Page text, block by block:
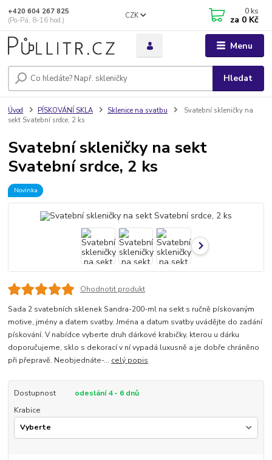
Menu
CZK
Hledat
+420 604 267 825
(Po-Pá, 8-16 hod.)
0 ks
za 0 Kč
Úvod PÍSKOVÁNÍ SKLA Sklenice na svatbu
Svatební skleničky na
sekt Svatební srdce, 2 ks
Svatební skleničky na sekt
Svatební srdce, 2 ks
Novinka
Ohodnotit produkt
Sada 2 svatebních sklenek Sandra-200-ml na sekt s ručně pískovaným
motive, jmény a datem svatby. Jména a datum svatby uvádějte do zadání
pískování. V nabídce vyberte druh dárkové krabičky, kterou u dárku
doporučujeme, sklo s dekorací v ní vypadá luxusně a je dobře chráněno
při přepravě. Neobjednáte-... celý popis
Dostupnost
odeslání 4 - 6 dnů
Krabice